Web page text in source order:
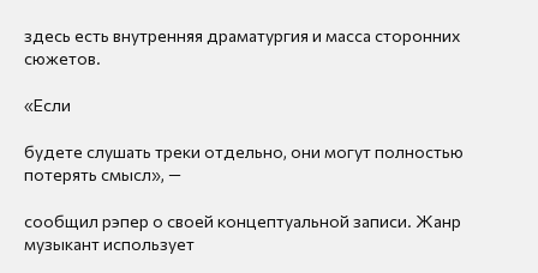
здесь есть внутренняя драматургия и масса сторонних
сюжетов.
«Если
будете слушать треки отдельно, они могут полностью
потерять смысл», —
сообщил рэпер о своей концептуальной записи. Жанр
музыкант использует